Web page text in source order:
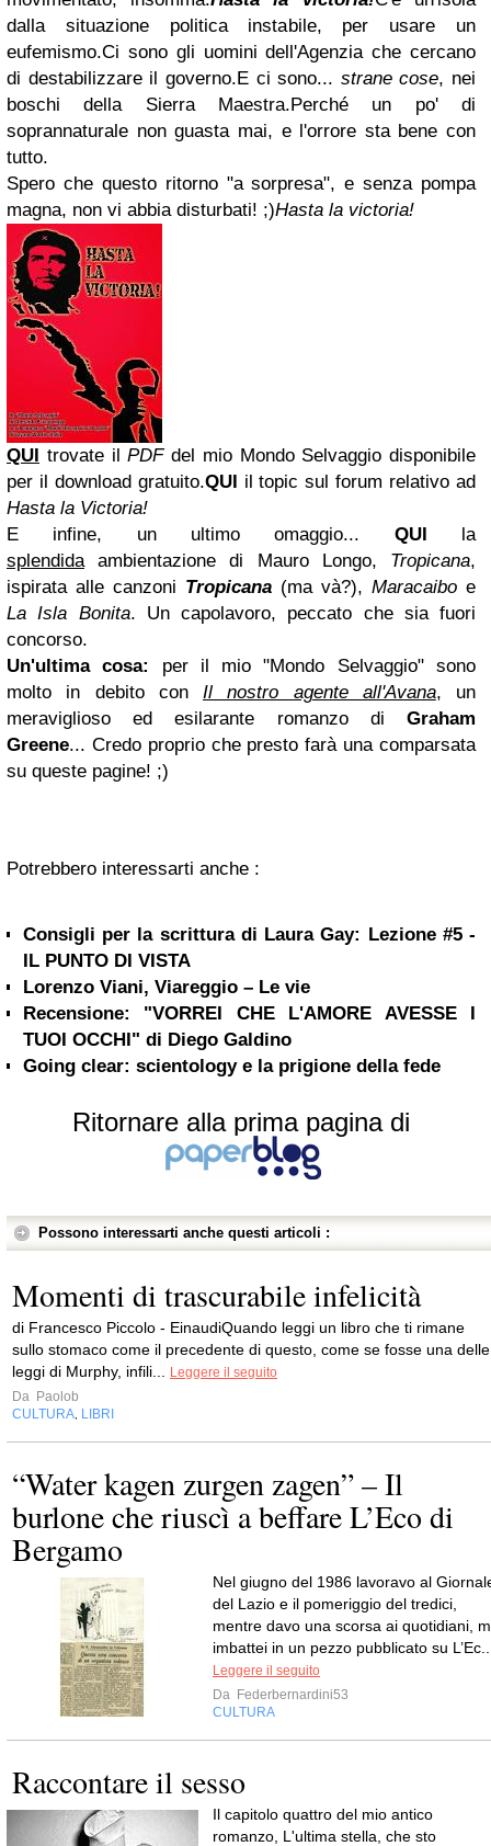
dalla situazione politica instabile, per usare un
eufemismo.Ci sono gli uomini dell'Agenzia che cercano
di destabilizzare il governo.E ci sono... strane cose, nei
boschi della Sierra Maestra.Perché un po' di
soprannaturale non guasta mai, e l'orrore sta bene con
tutto.
Spero che questo ritorno "a sorpresa", e senza pompa
magna, non vi abbia disturbati! ;)Hasta la victoria!
QUI trovate ilPDFdel mio Mondo Selvaggio disponibile
per il download gratuito.QUI il topic sul forum relativo ad
Hasta la Victoria!
E infine, un ultimo omaggio... QUI la
splendidaambientazione di Mauro Longo, Tropicana,
ispirata alle canzoni Tropicana (ma và?), Maracaibo e
La Isla Bonita. Un capolavoro, peccato che sia fuori
concorso.
Un'ultima cosa: per il mio "Mondo Selvaggio" sono
molto in debito con Il nostro agente all'Avana, un
meraviglioso ed esilarante romanzo di Graham
Greene... Credo proprio che presto farà una comparsata
su queste pagine! ;)
Potrebbero interessarti anche :
Consigli per la scrittura di Laura Gay: Lezione #5 -
IL PUNTO DI VISTA
Lorenzo Viani, Viareggio – Le vie
Recensione: "VORREI CHE L'AMORE AVESSE I
TUOI OCCHI" di Diego Galdino
Going clear: scientology e la prigione della fede
Ritornare alla prima pagina di
Possono interessarti anche questi articoli :
Momenti di trascurabile infelicità
di Francesco Piccolo - EinaudiQuando leggi un libro che ti rimane
sullo stomaco come il precedente di questo, come se fosse una delle
leggi di Murphy, infili...
Leggere il seguito
Da Paolob
CULTURA LIBRI
“Water kagen zurgen zagen” – Il
burlone che riuscì a beffare L’Eco di
Bergamo
Nel giugno del 1986 lavoravo al
del Lazio e il pomeriggio del tredici,
mentre davo una scorsa ai quotidiani,
imbattei in un pezzo pubblicato su
Leggere il seguito
Da Federbernardini53
CULTURA
Raccontare il sesso
Il capitolo quattro del mio antico
romanzo, L'ultima stella, che sto